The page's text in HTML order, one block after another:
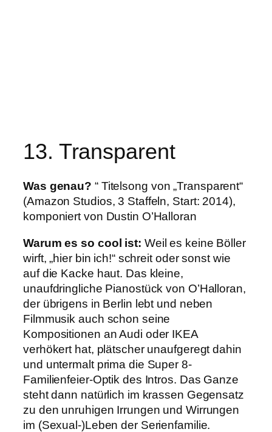
13. Transparent
Was genau? “ Titelsong von „Transparent“
(Amazon Studios, 3 Staffeln, Start: 2014),
komponiert von Dustin O’Halloran
Warum es so cool ist: Weil es keine Böller
wirft, „hier bin ich!“ schreit oder sonst wie
auf die Kacke haut. Das kleine,
unaufdringliche Pianostück von O’Halloran,
der übrigens in Berlin lebt und neben
Filmmusik auch schon seine
Kompositionen an Audi oder IKEA
verhökert hat, plätscher unaufgeregt dahin
und untermalt prima die Super 8-
Familienfeier-Optik des Intros. Das Ganze
steht dann natürlich im krassen Gegensatz
zu den unruhigen Irrungen und Wirrungen
im (Sexual-)Leben der Serienfamilie.